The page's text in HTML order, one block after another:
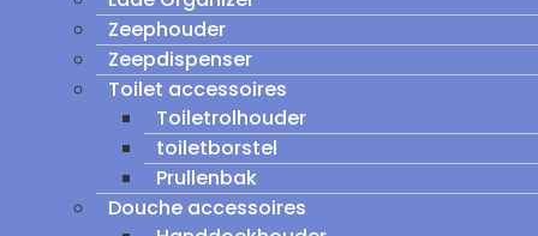
Zeephouder
Zeepdispenser
Toilet accessoires
Toiletrolhouder
toiletborstel
Prullenbak
Douche accessoires